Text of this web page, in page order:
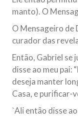
manto). O
O Mensageiro de
curador das
Então, Gabriel se
disse ao meu pai:
deseja manter
Casa, e purificar-
`Ali então disse